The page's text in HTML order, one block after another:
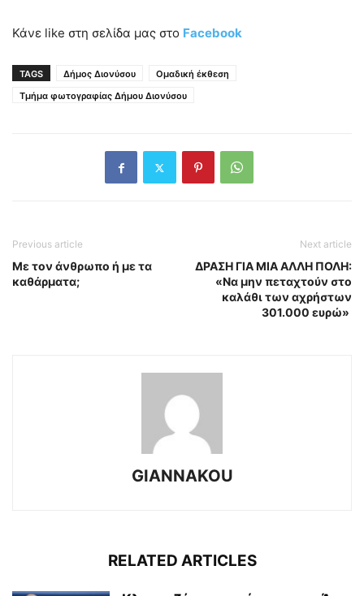
Κάνε like στη σελίδα μας στο Facebook
TAGS Δήμος Διονύσου
Ομαδική έκθεση
Τμήμα φωτογραφίας Δήμου Διονύσου
Previous article
Με τον άνθρωπο ή με τα
καθάρματα;
Next article
ΔΡΑΣΗ ΓΙΑ ΜΙΑ ΑΛΛΗ ΠΟΛΗ:
«Να μην πεταχτούν στο
καλάθι των αχρήστων
301.000 ευρώ»
GIANNAKOU
RELATED ARTICLES